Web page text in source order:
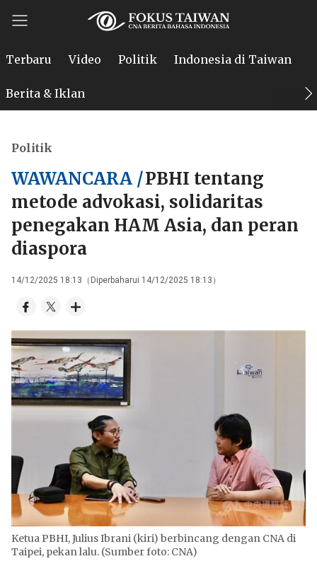
Terbaru Video Politik Indonesia di Taiwan
Berita & Iklan
Politik
WAWANCARA /PBHI tentang
metode advokasi, solidaritas
penegakan HAM Asia, dan peran
diaspora
14/12/2025 18:13（Diperbaharui 14/12/2025 18:13）
Ketua PBHI, Julius Ibrani (kiri) berbincang dengan CNA di
Taipei, pekan lalu. (Sumber foto: CNA)